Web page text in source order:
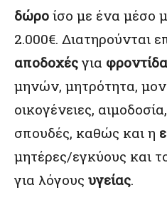
δώρο ίσο με ένα μέσο
2.000€. Διατηρούνται
αποδοχές για
μηνών, μητρότητα,
οικογένειες,
σπουδές, καθώς και η
μητέρες/εγκύους και
για λόγους υγείας.